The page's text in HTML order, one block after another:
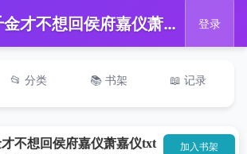
📖 真千金才不想回侯府嘉仪萧嘉仪txt小说全集完整版免费阅读_真千金才不想回侯府嘉仪萧嘉仪完整版txt在线阅读 登录
📂 分类 📚 书架 📖 记录
不想回侯府嘉仪萧嘉仪txt
加入书架